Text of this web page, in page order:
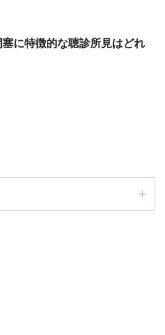
に特徴的な聴診所見はどれ